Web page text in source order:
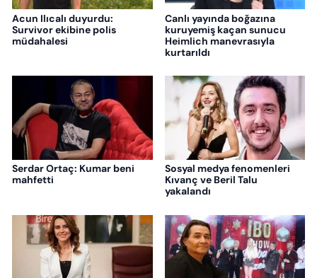
Acun Ilıcalı duyurdu:
Survivor ekibine polis
müdahalesi
Canlı yayında boğazına
kuruyemiş kaçan sunucu
Heimlich manevrasıyla
kurtarıldı
Serdar Ortaç: Kumar beni
mahfetti
Sosyal medya fenomenleri
Kıvanç ve Beril Talu
yakalandı